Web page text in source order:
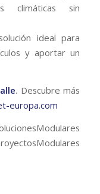
climáticas sin
ideal para
y aportar un
. Descubre más
europa.com